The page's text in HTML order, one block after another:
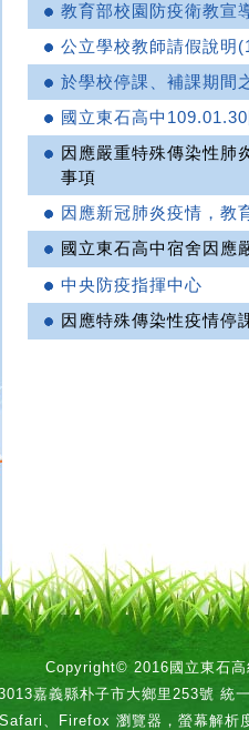
教育部校園防疫衛教宣
公立學校教師請假說明
於學校停課、補課期間
國立東石高中
因應嚴重特殊傳染性肺
事項
因應新冠肺炎疫情，教
國立東石高中宿舍因應
中央防疫指揮中心
因應特殊傳染性疫情停
Copyright© 2016國立東石高
嘉義縣朴子市大鄉里253號 統
、Firefox 瀏覽器，螢幕解